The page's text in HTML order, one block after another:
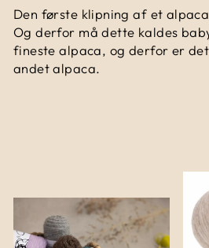
Den første klipning af et
Og derfor må dette kaldes
fineste alpaca, og derfor er
andet alpaca.